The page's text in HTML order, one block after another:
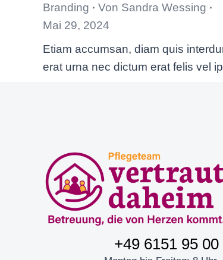
Branding Von Sandra Wessing
Mai 29, 2024
Etiam accumsan, diam quis
erat urna nec dictum erat felis vel
+49 6151 95 00